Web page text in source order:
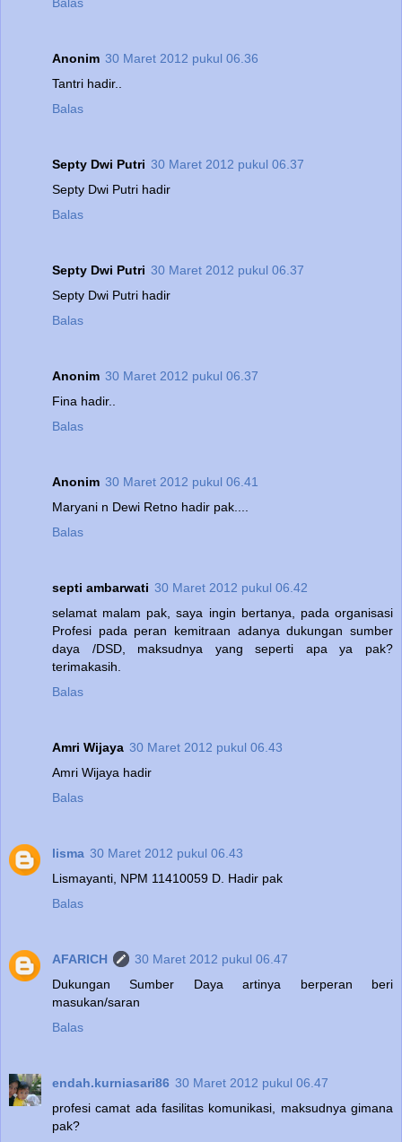
Anonim 30 Maret 2012 pukul 06.36
Tantri hadir..
Balas
Septy Dwi Putri 30 Maret 2012 pukul 06.37
Septy Dwi Putri hadir
Balas
Septy Dwi Putri 30 Maret 2012 pukul 06.37
Septy Dwi Putri hadir
Balas
Anonim 30 Maret 2012 pukul 06.37
Fina hadir..
Balas
Anonim 30 Maret 2012 pukul 06.41
Maryani n Dewi Retno hadir pak....
Balas
septi ambarwati 30 Maret 2012 pukul 06.42
selamat malam pak, saya ingin bertanya, pada organisasi
Profesi pada peran kemitraan adanya dukungan sumber
daya /DSD, maksudnya yang seperti apa ya pak?
terimakasih.
Balas
Amri Wijaya 30 Maret 2012 pukul 06.43
Amri Wijaya hadir
Balas
lisma 30 Maret 2012 pukul 06.43
Lismayanti, NPM 11410059 D. Hadir pak
Balas
AFARICH
30 Maret 2012 pukul 06.47
Dukungan Sumber Daya artinya berperan beri
masukan/saran
Balas
endah.kurniasari86 30 Maret 2012 pukul 06.47
profesi camat ada fasilitas komunikasi, maksudnya gimana
pak?